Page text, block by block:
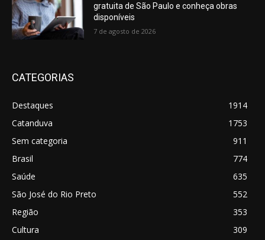
gratuita de São Paulo e conheça obras
disponíveis
7 de agosto de 2026
CATEGORIAS
Destaques
1914
Catanduva
1753
Sem categoria
911
Brasil
774
Saúde
635
São José do Rio Preto
552
Região
353
Cultura
309